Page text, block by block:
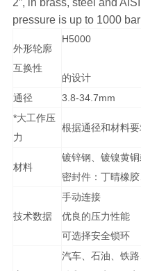
pressure is up to 1000
外形轮廓
互换性
H5000
的设计
通径
3.8-34.7mm
*大工作压
力
根据通径和材料
材料
镀锌钢、镀镍黄
密封件：丁晴橡
技术数据
手动连接
优良的压力性能
可选择安全锁环
汽车、石油、铁